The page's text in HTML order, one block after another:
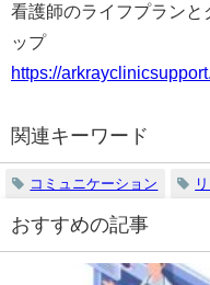
看護師のライフプランと
ップ
https://
関連キーワード
コミュニケーション
おすすめの記事